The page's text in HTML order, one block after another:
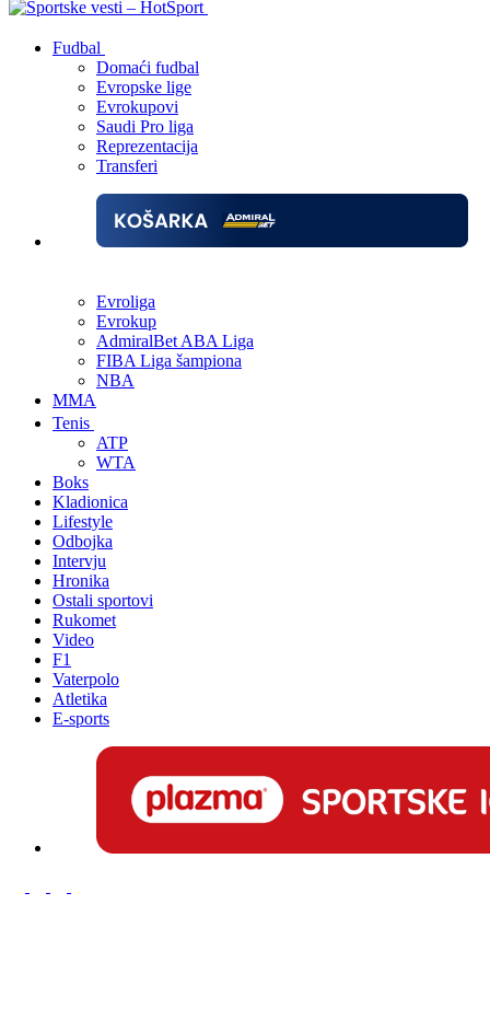
Fudbal
Domaći fudbal
Evropske lige
Evrokupovi
Saudi Pro liga
Reprezentacija
Transferi
Evroliga
Evrokup
AdmiralBet ABA Liga
FIBA Liga šampiona
NBA
MMA
Tenis
ATP
WTA
Boks
Kladionica
Lifestyle
Odbojka
Intervju
Hronika
Ostali sportovi
Rukomet
Video
F1
Vaterpolo
Atletika
E-sports